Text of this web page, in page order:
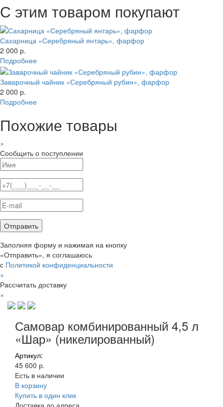
С этим товаром покупают
Сахарница «Серебряный янтарь», фарфор
2 000 р.
Подробнее
Заварочный чайник «Серебряный рубин», фарфор
2 000 р.
Подробнее
Похожие товары
×
Сообщить о поступлении
Заполняя форму и нажимая на кнопку
«Отправить», я соглашаюсь
с Политикой конфиденциальности
×
Рассчитать доставку
×
Самовар комбинированный 4,5 л
«Шар» (никелированный)
Артикул:
45 600 р.
Есть в наличии
В корзину
Купить в один клик